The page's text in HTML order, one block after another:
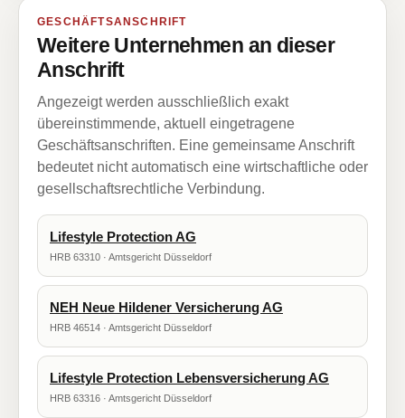
GESCHÄFTSANSCHRIFT
Weitere Unternehmen an dieser
Anschrift
Angezeigt werden ausschließlich exakt
übereinstimmende, aktuell eingetragene
Geschäftsanschriften. Eine gemeinsame Anschrift
bedeutet nicht automatisch eine wirtschaftliche oder
gesellschaftsrechtliche Verbindung.
Lifestyle Protection AG
HRB 63310 · Amtsgericht Düsseldorf
NEH Neue Hildener Versicherung AG
HRB 46514 · Amtsgericht Düsseldorf
Lifestyle Protection Lebensversicherung AG
HRB 63316 · Amtsgericht Düsseldorf